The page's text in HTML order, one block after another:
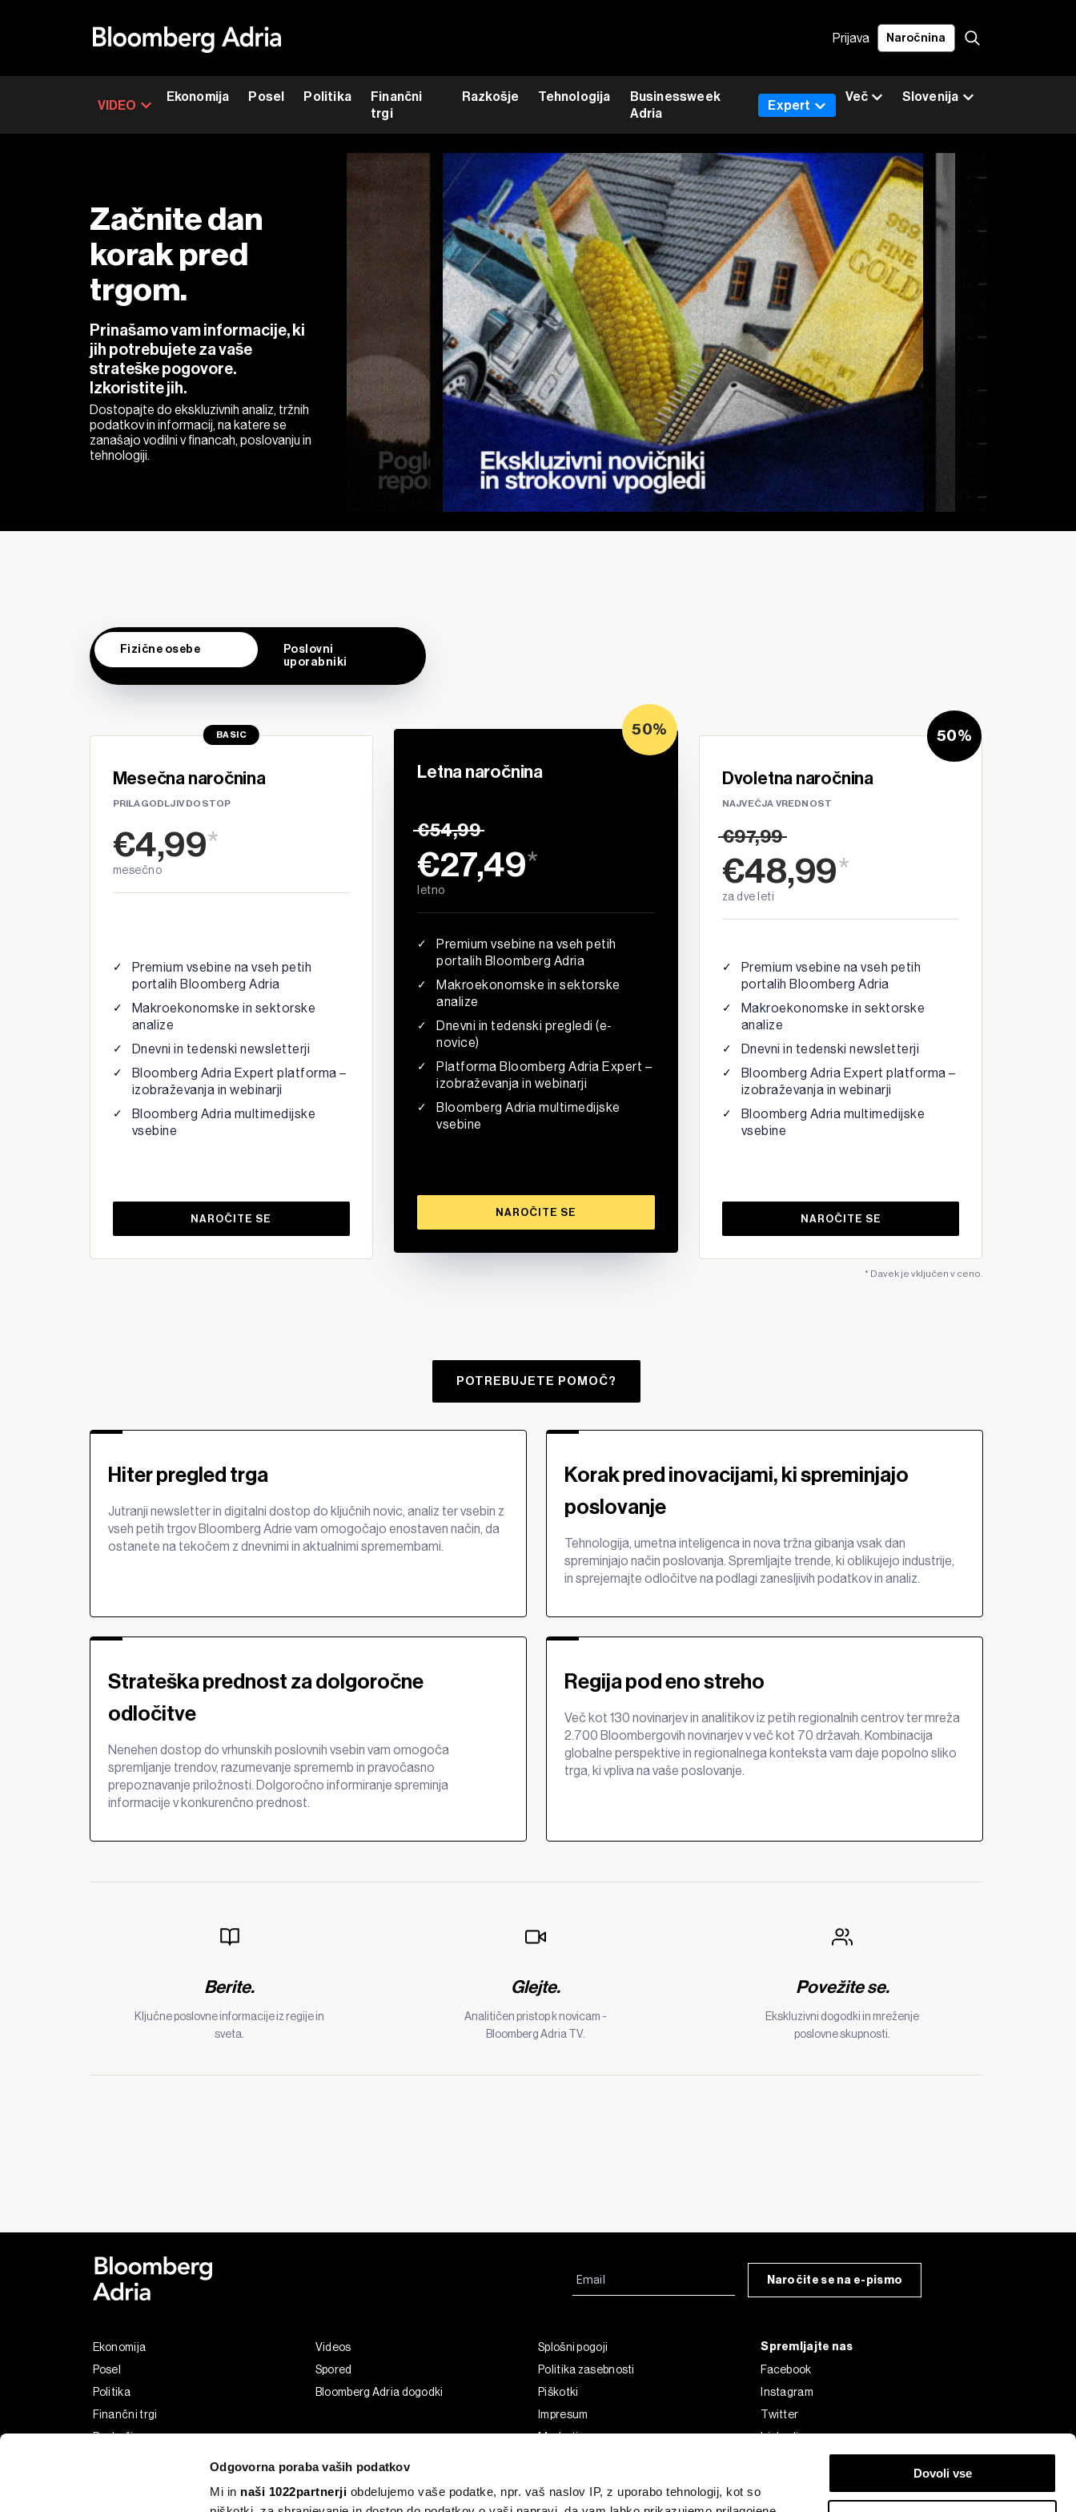
Odgovorna poraba vaših podatkov
Mi in naši 1022partnerji obdelujemo vaše podatke, npr. vaš naslov IP, z uporabo tehnologij, kot so
Dovoli vse
Prijava Naročnina
VIDEO
Ekonomija Posel Politika
Finančni
trgi
Razkošje Tehnologija
Businessweek
Adria
Slovenija
Expert
Več
Začnite dan
korak pred
trgom.
Prinašamo vam informacije, ki
jih potrebujete za vaše
strateške pogovore.
Izkoristite jih.
Dostopajte do ekskluzivnih analiz, tržnih
podatkov in informacij, na katere se
zanašajo vodilni v financah, poslovanju in
tehnologiji.
Fizične osebe
Poslovni
uporabniki
BASIC
Mesečna naročnina
PRILAGODLJIV DOSTOP
€4,99*
mesečno
Premium vsebine na vseh petih
portalih Bloomberg Adria
Makroekonomske in sektorske
analize
Dnevni in tedenski newsletterji
Bloomberg Adria Expert platforma –
izobraževanja in webinarji
Bloomberg Adria multimedijske
vsebine
NAROČITE SE
50%
Letna naročnina
€54,99
€27,49*
letno
Premium vsebine na vseh petih
portalih Bloomberg Adria
Makroekonomske in sektorske
analize
Dnevni in tedenski pregledi (e-
novice)
Platforma Bloomberg Adria Expert –
izobraževanja in webinarji
Bloomberg Adria multimedijske
vsebine
NAROČITE SE
50%
Dvoletna naročnina
NAJVEČJA VREDNOST
€97,99
€48,99*
za dve leti
Premium vsebine na vseh petih
portalih Bloomberg Adria
Makroekonomske in sektorske
analize
Dnevni in tedenski newsletterji
Bloomberg Adria Expert platforma –
izobraževanja in webinarji
Bloomberg Adria multimedijske
vsebine
NAROČITE SE
* Davek je vključen v ceno.
POTREBUJETE POMOČ?
Hiter pregled trga
Jutranji newsletter in digitalni dostop do ključnih novic, analiz ter vsebin z
vseh petih trgov Bloomberg Adrie vam omogočajo enostaven način, da
ostanete na tekočem z dnevnimi in aktualnimi spremembami.
Korak pred inovacijami, ki spreminjajo
poslovanje
Tehnologija, umetna inteligenca in nova tržna gibanja vsak dan
spreminjajo način poslovanja. Spremljajte trende, ki oblikujejo industrije,
in sprejemajte odločitve na podlagi zanesljivih podatkov in analiz.
Strateška prednost za dolgoročne
odločitve
Nenehen dostop do vrhunskih poslovnih vsebin vam omogoča
spremljanje trendov, razumevanje sprememb in pravočasno
prepoznavanje priložnosti. Dolgoročno informiranje spreminja
informacije v konkurenčno prednost.
Regija pod eno streho
Več kot 130 novinarjev in analitikov iz petih regionalnih centrov ter mreža
2.700 Bloombergovih novinarjev v več kot 70 državah. Kombinacija
globalne perspektive in regionalnega konteksta vam daje popolno sliko
trga, ki vpliva na vaše poslovanje.
Berite.
Ključne poslovne informacije iz regije in
sveta.
Glejte.
Analitičen pristop k novicam -
Bloomberg Adria TV.
Povežite se.
Ekskluzivni dogodki in mreženje
poslovne skupnosti.
Naročite se na e-pismo
Ekonomija
Posel
Politika
Finančni trgi
Razkošje
Videos
Spored
Bloomberg Adria dogodki
Splošni pogoji
Politika zasebnosti
Piškotki
Impresum
Marketing
Spremljajte nas
Facebook
Instagram
Twitter
Linkedin